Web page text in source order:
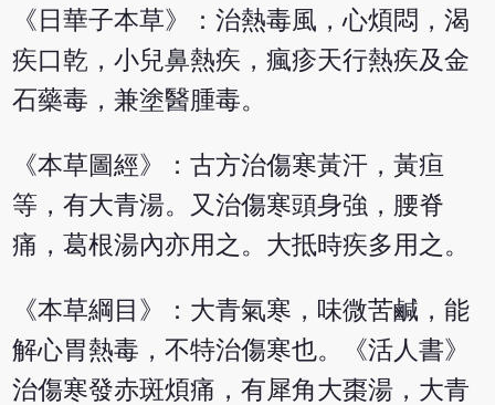
《日華子本草》：治熱毒風，心煩悶，渴
疾口乾，小兒鼻熱疾，瘋疹天行熱疾及金
石藥毒，兼塗醫腫毒。
《本草圖經》：古方治傷寒黃汗，黃疸
等，有大青湯。又治傷寒頭身強，腰脊
痛，葛根湯內亦用之。大抵時疾多用之。
《本草綱目》：大青氣寒，味微苦鹹，能
解心胃熱毒，不特治傷寒也。《活人書》
治傷寒發赤斑煩痛，有犀角大棗湯，大青